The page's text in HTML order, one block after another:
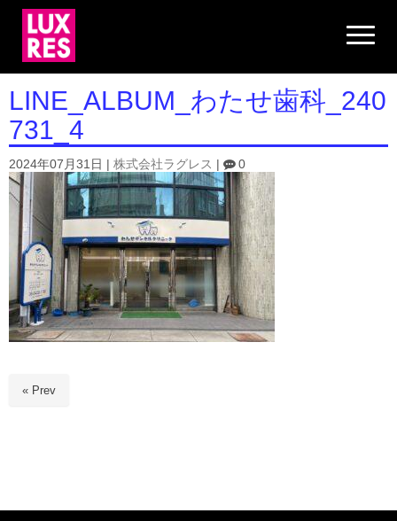
N
a
i
g
a
o
LINE_ALBUM_わたせ歯科_240
731_4
2024年07月31日 株式会社ラグレス 0
« Prev